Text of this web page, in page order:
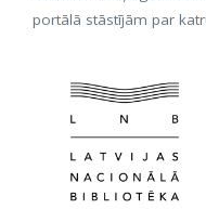
portālā stāstījām par